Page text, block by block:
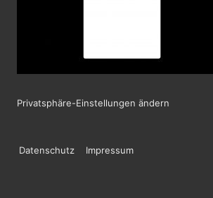
Privatsphäre-Einstellungen ändern
Footer-
Datenschutz Impressum